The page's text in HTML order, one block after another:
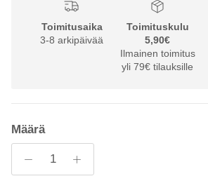
Toimitusaika
3-8 arkipäivää
Toimituskulu
5,90€
Ilmainen toimitus
yli 79€ tilauksille
Määrä